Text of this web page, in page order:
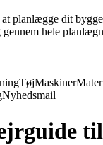
planlægge dit
hele
TøjMaskiner
Nyhedsmail